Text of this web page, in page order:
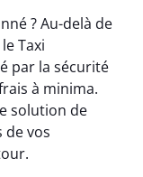
? Au-delà de
Taxi
par la sécurité
à minima.
solution de
de vos